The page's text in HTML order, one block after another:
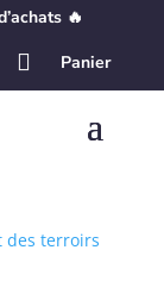
🔥
 Panier